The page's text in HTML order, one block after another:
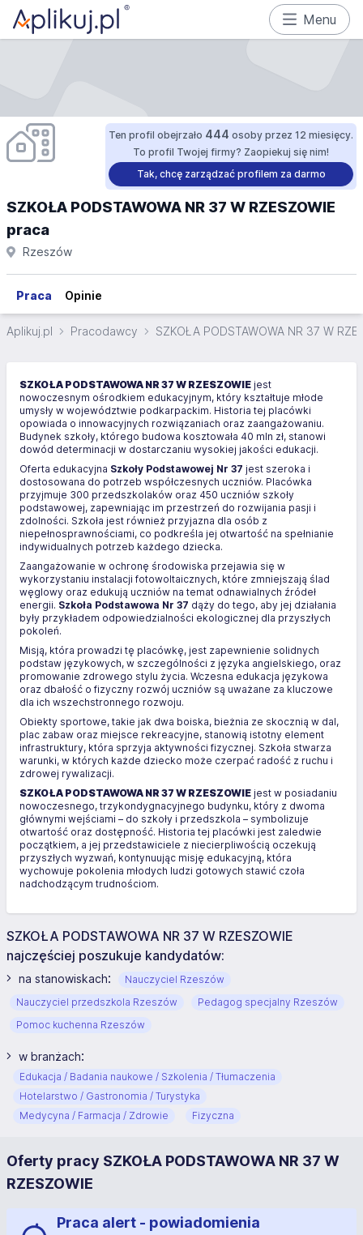
Menu
Ten profil obejrzało 444 osoby przez 12 miesięcy.
To profil Twojej firmy? Zaopiekuj się nim!
Tak, chcę zarządzać profilem za darmo
SZKOŁA PODSTAWOWA NR 37 W RZESZOWIE
praca
Rzeszów
Praca Opinie
Aplikuj.pl Pracodawcy SZKOŁA PODSTAWOWA NR 37 W
SZKOŁA PODSTAWOWA NR 37 W RZESZOWIE jest
nowoczesnym ośrodkiem edukacyjnym, który kształtuje młode
umysły w województwie podkarpackim. Historia tej placówki
opowiada o innowacyjnych rozwiązaniach oraz zaangażowaniu.
Budynek szkoły, którego budowa kosztowała 40 mln zł, stanowi
dowód determinacji w dostarczaniu wysokiej jakości edukacji.
Oferta edukacyjna Szkoły Podstawowej Nr 37 jest szeroka i
dostosowana do potrzeb współczesnych uczniów. Placówka
przyjmuje 300 przedszkolaków oraz 450 uczniów szkoły
podstawowej, zapewniając im przestrzeń do rozwijania pasji i
zdolności. Szkoła jest również przyjazna dla osób z
niepełnosprawnościami, co podkreśla jej otwartość na spełnianie
indywidualnych potrzeb każdego dziecka.
Zaangażowanie w ochronę środowiska przejawia się w
wykorzystaniu instalacji fotowoltaicznych, które zmniejszają ślad
węglowy oraz edukują uczniów na temat odnawialnych źródeł
energii. Szkoła Podstawowa Nr 37 dąży do tego, aby jej działania
były przykładem odpowiedzialności ekologicznej dla przyszłych
pokoleń.
Misją, która prowadzi tę placówkę, jest zapewnienie solidnych
podstaw językowych, w szczególności z języka angielskiego, oraz
promowanie zdrowego stylu życia. Wczesna edukacja językowa
oraz dbałość o fizyczny rozwój uczniów są uważane za kluczowe
dla ich wszechstronnego rozwoju.
Obiekty sportowe, takie jak dwa boiska, bieżnia ze skocznią w dal,
plac zabaw oraz miejsce rekreacyjne, stanowią istotny element
infrastruktury, która sprzyja aktywności fizycznej. Szkoła stwarza
warunki, w których każde dziecko może czerpać radość z ruchu i
zdrowej rywalizacji.
SZKOŁA PODSTAWOWA NR 37 W RZESZOWIE jest w posiadaniu
nowoczesnego, trzykondygnacyjnego budynku, który z dwoma
głównymi wejściami – do szkoły i przedszkola – symbolizuje
otwartość oraz dostępność. Historia tej placówki jest zaledwie
początkiem, a jej przedstawiciele z niecierpliwością oczekują
przyszłych wyzwań, kontynuując misję edukacyjną, która
wychowuje pokolenia młodych ludzi gotowych stawić czoła
nadchodzącym trudnościom.
SZKOŁA PODSTAWOWA NR 37 W RZESZOWIE
najczęściej poszukuje kandydatów:
na stanowiskach:
Nauczyciel Rzeszów
Nauczyciel przedszkola Rzeszów
Pedagog specjalny Rzeszów
Pomoc kuchenna Rzeszów
w branżach:
Edukacja / Badania naukowe / Szkolenia / Tłumaczenia
Hotelarstwo / Gastronomia / Turystyka
Medycyna / Farmacja / Zdrowie
Fizyczna
Oferty pracy SZKOŁA PODSTAWOWA NR 37 W
RZESZOWIE
Praca alert - powiadomienia